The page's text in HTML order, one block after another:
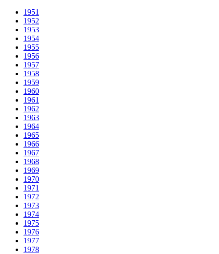
1951
1952
1953
1954
1955
1956
1957
1958
1959
1960
1961
1962
1963
1964
1965
1966
1967
1968
1969
1970
1971
1972
1973
1974
1975
1976
1977
1978